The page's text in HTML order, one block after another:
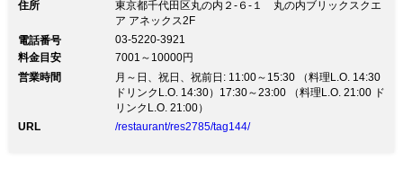
ど、幅広く対応いたしますので、ぜひご相談下さいま
住所
東京都千代田区丸の内２-６-１ 丸の内ブリックスクエ
ア アネックス2F
電話番号
03-5220-3921
料金目安
7001～10000円
営業時間
月～日、祝日、祝前日: 11:00～15:30 （料理L.O. 14:30
ドリンクL.O. 14:30）17:30～23:00 （料理L.O. 21:00 ド
リンクL.O. 21:00）
URL
/restaurant/res2785/tag144/